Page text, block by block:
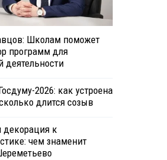
Школам поможет
программ для
деятельности
2026: как устроена
длится созыв
декорация к
чем знаменит